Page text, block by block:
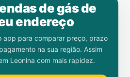
de gás de
endereço
app para comparar preço, prazo
na sua região. Assim
Leonina com mais rapidez.